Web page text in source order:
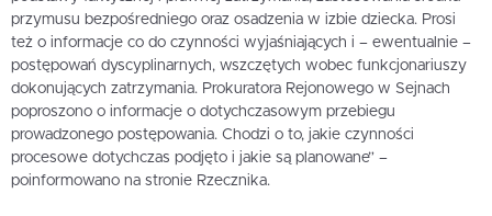
przymusu bezpośredniego oraz osadzenia w izbie dziecka. Prosi
też o informacje co do czynności wyjaśniających i – ewentualnie –
postępowań dyscyplinarnych, wszczętych wobec funkcjonariuszy
dokonujących zatrzymania. Prokuratora Rejonowego w Sejnach
poproszono o informacje o dotychczasowym przebiegu
prowadzonego postępowania. Chodzi o to, jakie czynności
procesowe dotychczas podjęto i jakie są planowane” –
poinformowano na stronie Rzecznika.